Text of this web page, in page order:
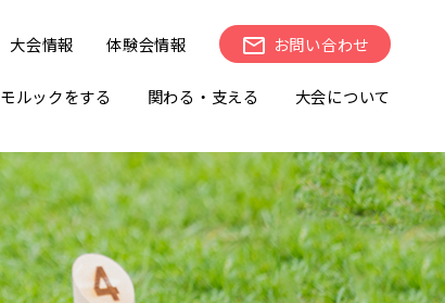
大会情報 体験会情報 お問い合わせ
モルックをする 関わる・支える 大会について